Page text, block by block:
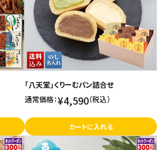
「八天堂」くりーむパン詰合せ
通常価格：¥4,590（税込）
カートに入れる